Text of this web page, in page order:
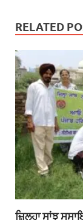
RELATED
ਜ਼ਿਲ੍ਹਾ ਸਾਂਝ